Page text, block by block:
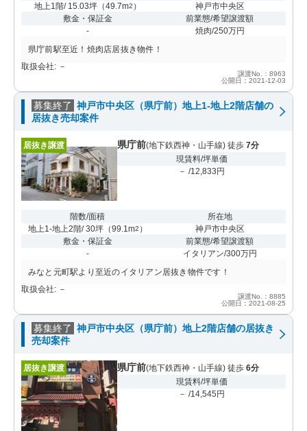
地上1階/ 15.03坪（49.7m2 ）
神戸市中央区
敷金・保証金
-
前業態/希望譲渡額
焼肉/250万円
県庁前駅至近！焼肉店居抜き物件！
取扱会社: －
譲渡No.：8963
公開日：2021-12-03
募集終了 神戸市中央区（県庁前）地上1-地上2階店舗の
居抜き売却案件
居抜き譲渡 県庁前(地下鉄西神・山手線) 徒歩 7分
現賃料/坪単価
－ /12,833円
階数/面積
地上1-地上2階/ 30坪（99.1m2 ）
所在地
神戸市中央区
敷金・保証金
-
前業態/希望譲渡額
イタリアン/300万円
みなと元町駅より至近のイタリアン居抜き物件です！
取扱会社: －
譲渡No.：8885
公開日：2021-08-25
募集終了 神戸市中央区（県庁前）地上2階店舗の居抜き
売却案件
居抜き譲渡 県庁前(地下鉄西神・山手線) 徒歩 6分
現賃料/坪単価
－ /14,545円